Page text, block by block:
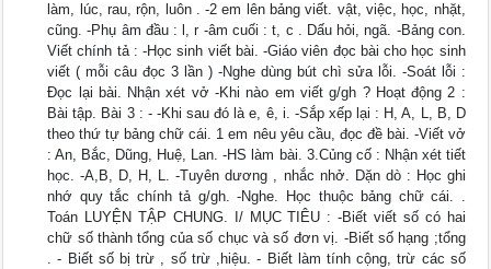
làm, lúc, rau, rộn, luôn . -2 em lên bảng viết. vật, việc, học, nhặt,
cũng. -Phụ âm đầu : l, r -âm cuối : t, c . Dấu hỏi, ngã. -Bảng con.
Viết chính tả : -Học sinh viết bài. -Giáo viên đọc bài cho học sinh
viết ( mỗi câu đọc 3 lần ) -Nghe dùng bút chì sửa lỗi. -Soát lỗi :
Đọc lại bài. Nhận xét vở -Khi nào em viết g/gh ? Hoạt động 2 :
Bài tập. Bài 3 : - -Khi sau đó là e, ê, i. -Sắp xếp lại : H, A, L, B, D
theo thứ tự bảng chữ cái. 1 em nêu yêu cầu, đọc đề bài. -Viết vở
: An, Bắc, Dũng, Huệ, Lan. -HS làm bài. 3.Củng cố : Nhận xét tiết
học. -A,B, D, H, L. -Tuyên dương , nhắc nhở. Dặn dò : Học ghi
nhớ quy tắc chính tả g/gh. -Nghe. Học thuộc bảng chữ cái. .
Toán LUYỆN TẬP CHUNG. I/ MỤC TIÊU : -Biết viết số có hai
chữ số thành tổng của số chục và số đơn vị. -Biết số hạng ;tổng
. - Biết số bị trừ , số trừ ,hiệu. - Biết làm tính cộng, trừ các số